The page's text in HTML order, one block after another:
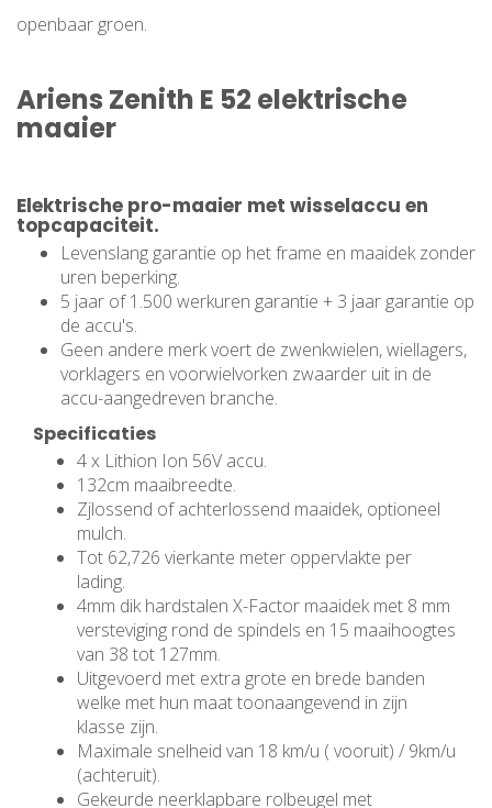
openbaar groen.
Ariens Zenith E 52 elektrische
maaier
Elektrische pro-maaier met wisselaccu en
topcapaciteit.
Levenslang garantie op het frame en maaidek zonder
uren beperking.
5 jaar of 1.500 werkuren garantie + 3 jaar garantie op
de accu's.
Geen andere merk voert de zwenkwielen, wiellagers,
vorklagers en voorwielvorken zwaarder uit in de
accu-aangedreven branche.
Specificaties
4 x Lithion Ion 56V accu.
132cm maaibreedte.
Zjlossend of achterlossend maaidek, optioneel
mulch.
Tot 62,726 vierkante meter oppervlakte per
lading.
4mm dik hardstalen X-Factor maaidek met 8 mm
versteviging rond de spindels en 15 maaihoogtes
van 38 tot 127mm.
Uitgevoerd met extra grote en brede banden
welke met hun maat toonaangevend in zijn
klasse zijn.
Maximale snelheid van 18 km/u ( vooruit) / 9km/u
(achteruit).
Gekeurde neerklapbare rolbeugel met